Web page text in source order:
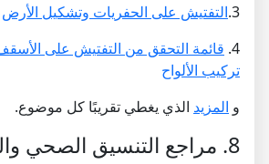
3. التفتيش على الحفريات وتشكيل الأرض
4. قائمة التحقق من التفتيش على
تركيب الألواح
و المزيد الذي يغطي تقريبًا كل موضوع.
8. مراجع التنسيق الصحي والسلامة